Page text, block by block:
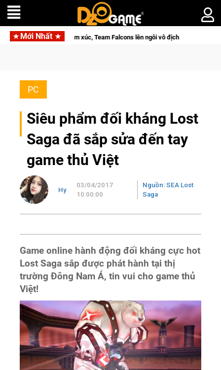
Mới Nhất
đầy cảm xúc, Team Falcons lên ngôi vô địch
PC
Siêu phẩm đối kháng Lost
Saga đã sắp sửa đến tay
game thủ Việt
Hy
03/04/2017
10:00:00
Nguồn: SEA Lost
Saga
Game online hành động đối kháng cực hot
Lost Saga sắp được phát hành tại thị
trường Đông Nam Á, tin vui cho game thủ
Việt!